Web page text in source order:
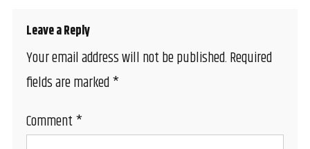
Leave a Reply
Your email address will not be published.Required
fields are marked*
Comment*